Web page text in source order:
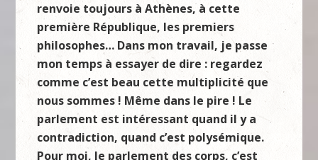
renvoie toujours à Athènes, à cette
première République, les premiers
philosophes… Dans mon travail, je passe
mon temps à essayer de dire : regardez
comme c’est beau cette multiplicité que
nous sommes ! Même dans le pire ! Le
parlement est intéressant quand il y a
contradiction, quand c’est polysémique.
Pour moi, le parlement des corps, c’est